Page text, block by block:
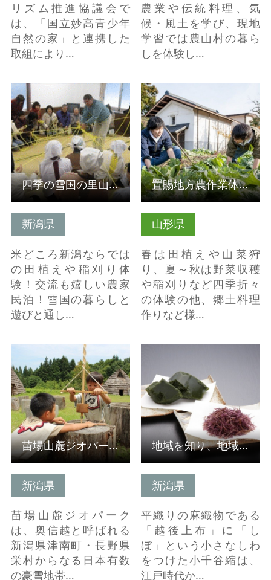
リズム推進協議会で
は、「国立妙高青少年
自然の家」と連携した
取組により…
農業や伝統料理、気
候・風土を学び、現地
学習では農山村の暮ら
しを体験し…
新潟県
米どころ新潟ならでは
の田植えや稲刈り体
験！交流も嬉しい農家
民泊！雪国の暮らしと
遊びと通し…
詳細はこちら
四季の雪国の里山で学び・楽しむ
山形県
春は田植えや山菜狩
り、夏～秋は野菜収穫
や稲刈りなど四季折々
の体験の他、郷土料理
作りなど様…
詳細はこちら
置賜地方農作業体験を通じ、農山村の暮らしを体験する
新潟県
苗場山麓ジオパーク
は、奥信越と呼ばれる
新潟県津南町・長野県
栄村からなる日本有数
の豪雪地帯…
苗場山麓ジオパーク
新潟県
平織りの麻織物である
「越後上布」に「し
ぼ」という小さなしわ
をつけた小千谷縮は、
江戸時代か…
地域を知り、地域を学ぶ「織物文化とそば文化が融合した町」